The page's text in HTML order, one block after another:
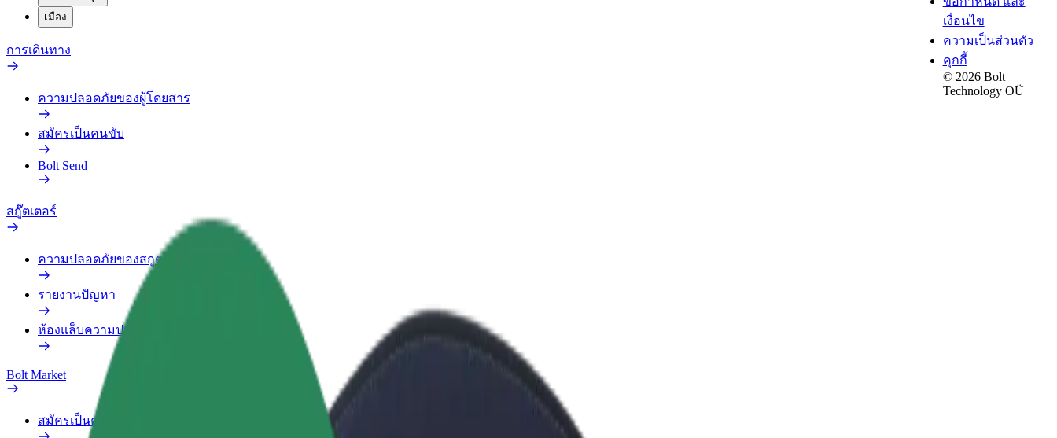
เมือง
การเดินทาง
ความปลอดภัยของผู้โดยสาร
สมัครเป็นคนขับ
Bolt Send
สกู๊ตเตอร์
ความปลอดภัยของสกูตเตอร์
รายงานปัญหา
ห้องแล็บความปลอดภัย
Bolt Market
สมัครเป็นคนส่งของ
เงื่อนไข
ความเป็นส่วนตัว
คุกกี้
© 2026 Bolt
Technology OÜ